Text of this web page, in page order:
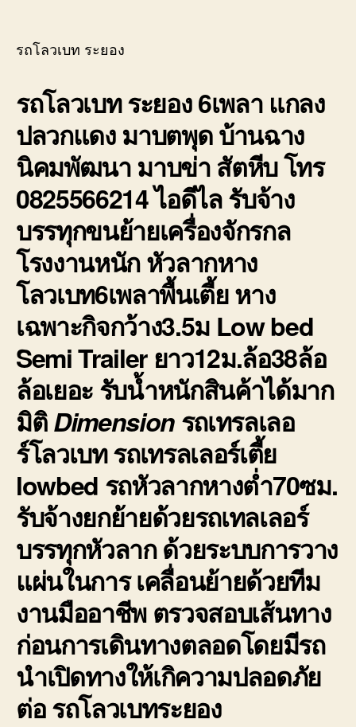
รถโลวเบท ระยอง
รถโลวเบท ระยอง 6เพลา แกลง
ปลวกแดง มาบตพุด บ้านฉาง
นิคมพัฒนา มาบข่า สัตหีบ โทร
0825566214 ไอดีไล รับจ้าง
บรรทุกขนย้ายเครื่องจักรกล
โรงงานหนัก หัวลากหาง
โลวเบท6เพลาพื้นเตี้ย หาง
เฉพาะกิจกว้าง3.5ม Low bed
Semi Trailer ยาว12ม.ล้อ38ล้อ
ล้อเยอะ รับน้ำหนักสินค้าได้มาก
มิติDimensionรถเทรลเลอ
ร์โลวเบท รถเทรลเลอร์เตี้ย
lowbed รถหัวลากหางต่ำ70ซม.
รับจ้างยกย้ายด้วยรถเทลเลอร์
บรรทุกหัวลาก ด้วยระบบการวาง
แผ่นในการ เคลื่อนย้ายด้วยทีม
งานมืออาชีพ ตรวจสอบเส้นทาง
ก่อนการเดินทางตลอดโดยมีรถ
นำเปิดทางให้เกิความปลอดภัย
ต่อ รถโลวเบทระยอง